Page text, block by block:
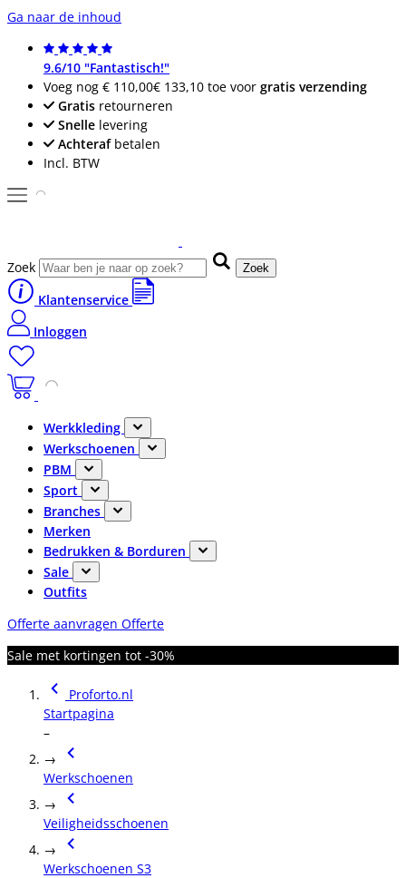
Ga naar de inhoud
9.6/10 "Fantastisch!"
Voeg nog € 110,00€ 133,10 toe voor gratis verzending
Gratis retourneren
Snelle levering
Achterafbetalen
Incl. BTW
Zoek Zoek
Klantenservice
Inloggen
Werkkleding
Werkschoenen
PBM
Sport
Branches
Merken
Bedrukken & Borduren
Sale
Outfits
Offerte aanvragen Offerte
Sale met kortingen tot -30%
Proforto.nl
Startpagina
–
→
Werkschoenen
→
Veiligheidsschoenen
→
Werkschoenen S3